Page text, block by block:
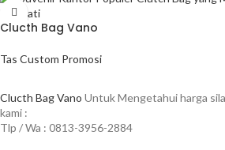
Clucth Bag Vano
Tas Custom Promosi
Clucth Bag Vano Untuk Mengetahui harga
kami :
Tlp / Wa : 0813-3956-2884